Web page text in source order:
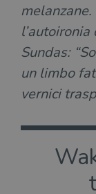
Sundas:
un limbo
vernici